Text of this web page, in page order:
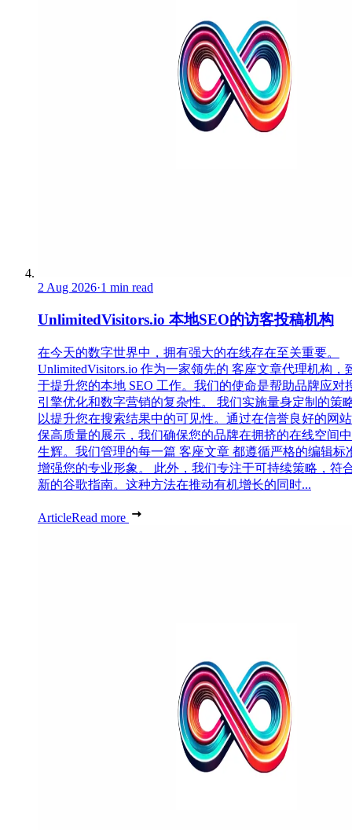
2 Aug 2026·1 min read
UnlimitedVisitors.io 本地SEO的访客投稿机构
在今天的数字世界中，拥有强大的在线存在至关重要。
UnlimitedVisitors.io 作为一家领先的 客座文章代理机构，
于提升您的本地 SEO 工作。我们的使命是帮助品牌应对
引擎优化和数字营销的复杂性。 我们实施量身定制的策
以提升您在搜索结果中的可见性。通过在信誉良好的网
保高质量的展示，我们确保您的品牌在拥挤的在线空间
生辉。我们管理的每一篇 客座文章 都遵循严格的编辑标
增强您的专业形象。 此外，我们专注于可持续策略，符
新的谷歌指南。这种方法在推动有机增长的同时...
ArticleRead more